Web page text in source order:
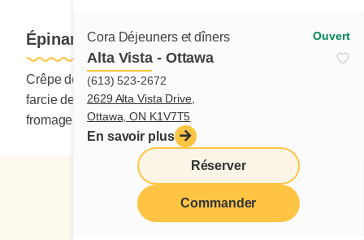
Cora Déjeuners et dîners Ouvert
Alta Vista - Ottawa
(613) 523-2672
2629 Alta Vista Drive,
Ottawa, ON K1V7T5
En savoir plus
Réserver
Commander
Épinards et cheddar
Crêpe de farine blanche, sarrasin-sorgho et épinards,
farcie de fromage cheddar. Servi avec une pointe de
fromage cheddar.